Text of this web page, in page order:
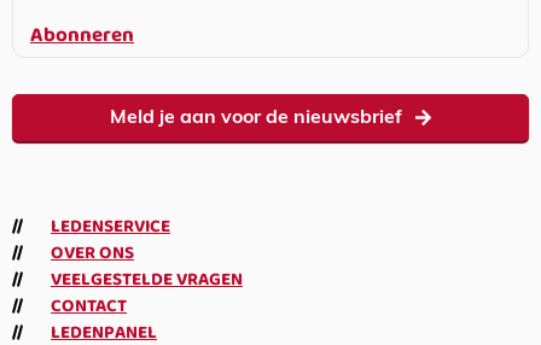
Abonneren
Meld je aan voor de nieuwsbrief
LEDENSERVICE
OVER ONS
VEELGESTELDE VRAGEN
CONTACT
LEDENPANEL